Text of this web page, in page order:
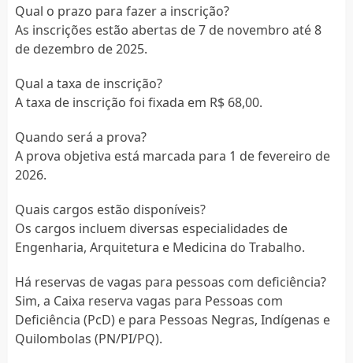
Qual o prazo para fazer a inscrição?
As inscrições estão abertas de 7 de novembro até 8
de dezembro de 2025.
Qual a taxa de inscrição?
A taxa de inscrição foi fixada em R$ 68,00.
Quando será a prova?
A prova objetiva está marcada para 1 de fevereiro de
2026.
Quais cargos estão disponíveis?
Os cargos incluem diversas especialidades de
Engenharia, Arquitetura e Medicina do Trabalho.
Há reservas de vagas para pessoas com deficiência?
Sim, a Caixa reserva vagas para Pessoas com
Deficiência (PcD) e para Pessoas Negras, Indígenas e
Quilombolas (PN/PI/PQ).